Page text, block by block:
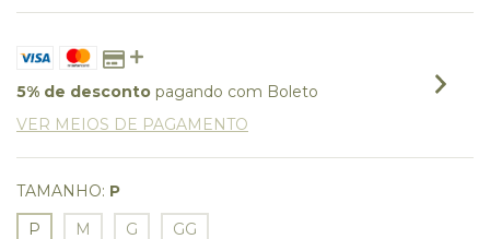
5% de desconto pagando com Boleto
VER MEIOS DE PAGAMENTO
TAMANHO: P
P
M G GG